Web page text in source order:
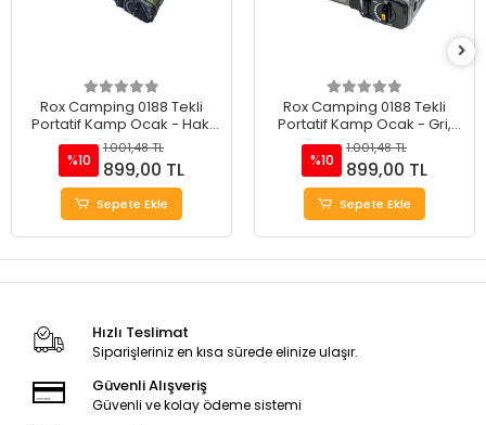
Rox Camping 0188 Tekli
Portatif Kamp Ocak - Haki
Yeşil, Rüzgarlıklı, Ekstra Gaz
Girişli
%10
1.001,48 TL
899,00 TL
Sepete Ekle
Rox Camping 0188 Tekli
Portatif Kamp Ocak - Gri,
Rüzgarlıklı, Ekstra Gaz Girişli
%10
1.001,48 TL
899,00 TL
Sepete Ekle
Hızlı Teslimat
Siparişleriniz en kısa sürede elinize ulaşır.
Güvenli Alışveriş
Güvenli ve kolay ödeme sistemi